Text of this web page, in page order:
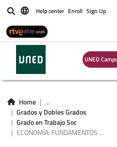
BuscarHelp center Enroll Sign Up
UNED
Home
...
Grados y Dobles Grados
Grado en Trabajo Soc
ECONOMÍA: FUNDAMENTOS ...